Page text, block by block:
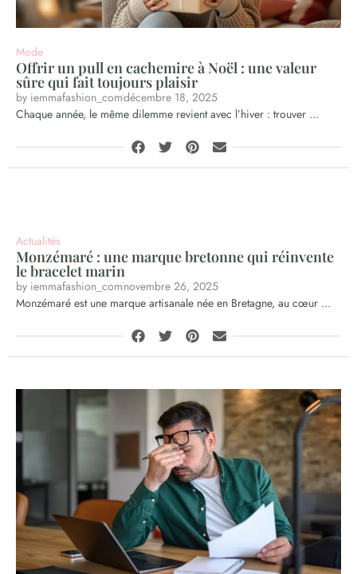
Mode
Offrir un pull en cachemire à Noël : une valeur
sûre qui fait toujours plaisir
by iemmafashion_comdécembre 18, 2025
Chaque année, le même dilemme revient avec l’hiver : trouver ...
Actualités
Monzémaré : une marque bretonne qui réinvente
le bracelet marin
by iemmafashion_comnovembre 26, 2025
Monzémaré est une marque artisanale née en Bretagne, au cœur ...